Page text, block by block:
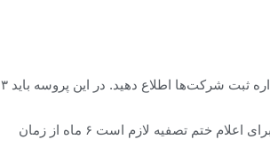
شما برای اعلام ختم تصفیه تا یک ماه پس‌از ختم تصفیه فرصت دارید به اداره ثبت شرکت‌ها اطلاع دهید. در این پروسه باید ۳
یک‌ماهه در روزنامه کثیرالانتشار و رسمی درج شود. لازم به ذکر است که برای اعلام ختم تصفیه لازم است ۶ ماه از زمان